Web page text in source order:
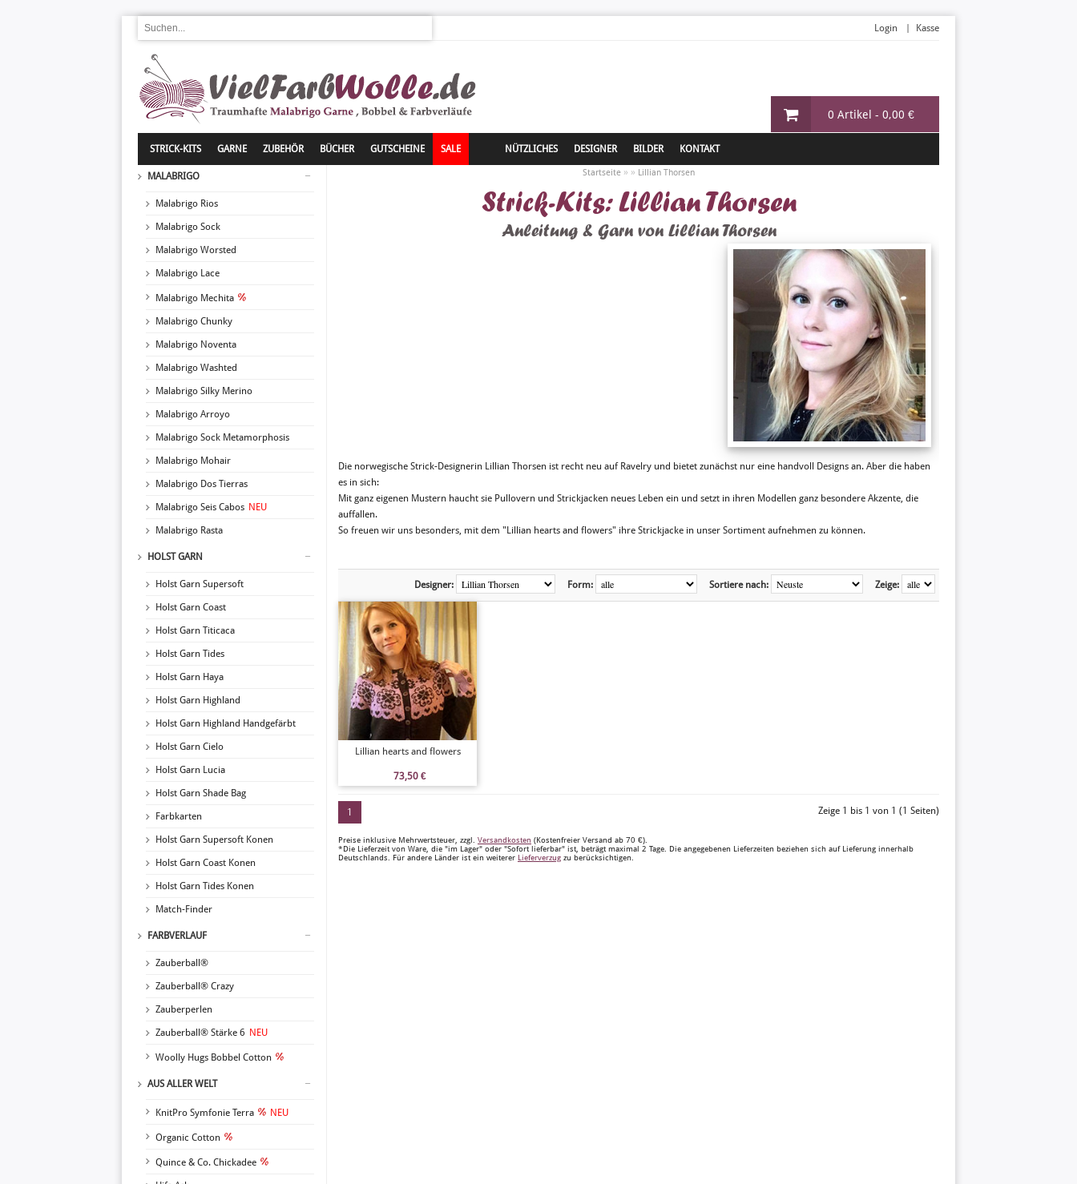
0 Artikel - 0,00 €
Login Kasse
STRICK-KITS GARNE ZUBEHÖR BÜCHER GUTSCHEINE SALE NÜTZLICHES DESIGNER BILDER KONTAKT
MALABRIGO
Malabrigo Rios
Malabrigo Sock
Malabrigo Worsted
Malabrigo Lace
Malabrigo Mechita
Malabrigo Chunky
Malabrigo Noventa
Malabrigo Washted
Malabrigo Silky Merino
Malabrigo Arroyo
Malabrigo Sock Metamorphosis
Malabrigo Mohair
Malabrigo Dos Tierras
Malabrigo Seis Cabos NEU
Malabrigo Rasta
HOLST GARN
Holst Garn Supersoft
Holst Garn Coast
Holst Garn Titicaca
Holst Garn Tides
Holst Garn Haya
Holst Garn Highland
Holst Garn Highland Handgefärbt
Holst Garn Cielo
Holst Garn Lucia
Holst Garn Shade Bag
Farbkarten
Holst Garn Supersoft Konen
Holst Garn Coast Konen
Holst Garn Tides Konen
Match-Finder
FARBVERLAUF
Zauberball®
Zauberball® Crazy
Zauberperlen
Zauberball® Stärke 6 NEU
Woolly Hugs Bobbel Cotton
AUS ALLER WELT
KnitPro Symfonie Terra NEU
Organic Cotton
Quince & Co. Chickadee
Startseite » » Lillian Thorsen
Strick-Kits: Lillian Thorsen
Anleitung & Garn von Lillian Thorsen
Die norwegische Strick-Designerin Lillian Thorsen ist recht neu auf Ravelry und bietet zunächst nur eine handvoll Designs an. Aber die haben
es in sich:
Mit ganz eigenen Mustern haucht sie Pullovern und Strickjacken neues Leben ein und setzt in ihren Modellen ganz besondere Akzente, die
auffallen.
So freuen wir uns besonders, mit dem "Lillian hearts and flowers" ihre Strickjacke in unser Sortiment aufnehmen zu können.
Zeige:
Sortiere nach:
Form:
Designer:
Lillian hearts and flowers
73,50 €
1 Zeige 1 bis 1 von 1 (1 Seiten)
Preise inklusive Mehrwertsteuer, zzgl. Versandkosten (Kostenfreier Versand ab 70 €).
*Die Lieferzeit von Ware, die "im Lager" oder "Sofort lieferbar" ist, beträgt maximal 2 Tage. Die angegebenen Lieferzeiten beziehen sich auf Lieferung innerhalb
Deutschlands. Für andere Länder ist ein weiterer Lieferverzug zu berücksichtigen.